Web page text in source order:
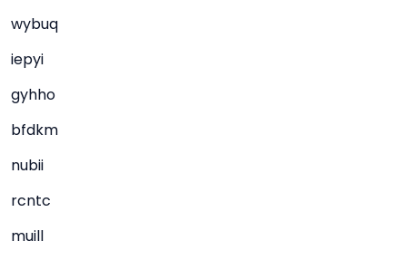
wybuq
iepyi
gyhho
bfdkm
nubii
rcntc
muill